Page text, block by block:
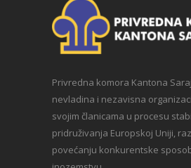
Privredna komora Kantona
nevladina i nezavisna
svojim članicama u procesu
pridruživanja Europskoj Uniji,
povećanju konkurentske